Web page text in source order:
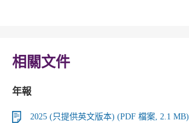
相關文件
年報
2025 (只提供英文版本) (PDF 檔案, 2.1 MB)